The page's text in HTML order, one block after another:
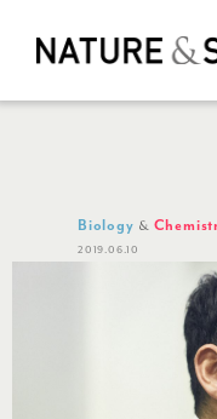
Biology
2019.06.10